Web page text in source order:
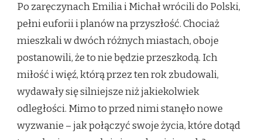
Po zaręczynach Emilia i Michał wrócili do Polski,
pełni euforii i planów na przyszłość. Chociaż
mieszkali w dwóch różnych miastach, oboje
postanowili, że to nie będzie przeszkodą. Ich
miłość i więź, którą przez ten rok zbudowali,
wydawały się silniejsze niż jakiekolwiek
odległości. Mimo to przed nimi stanęło nowe
wyzwanie – jak połączyć swoje życia, które dotąd